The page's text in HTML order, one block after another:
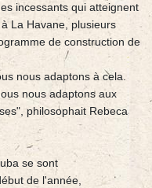
incessants qui atteignent
La Havane, plusieurs
de construction de
nous adaptons à cela.
nous adaptons aux
philosophait Rebeca
se sont
de l'année,